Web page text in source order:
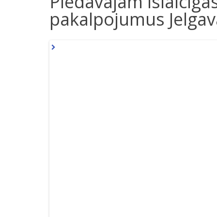
pakalpojumus